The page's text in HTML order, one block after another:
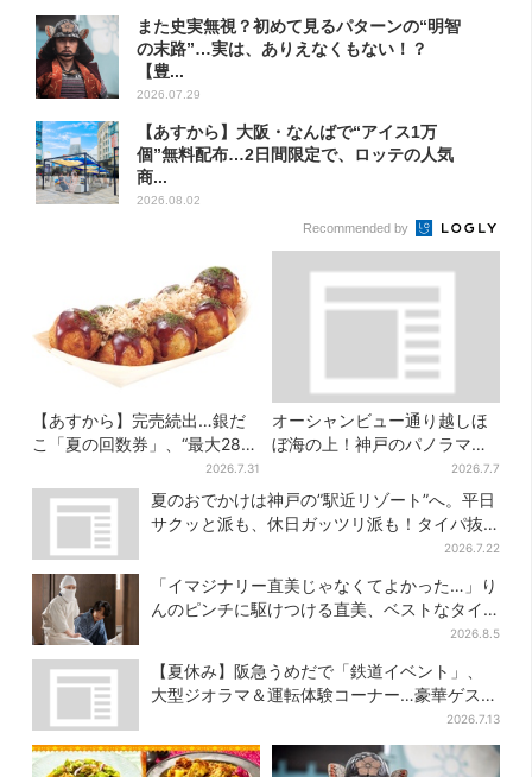
また史実無視？初めて見るパターンの“明智
の末路”…実は、ありえなくもない！？
【豊...
2026.07.29
【あすから】大阪・なんばで“アイス1万
個”無料配布…2日間限定で、ロッテの人気
商...
2026.08.02
Recommended by
【あすから】完売続出…銀だ
こ「夏の回数券」、“最大2811
2026.7.31
オーシャンビュー通り越しほ
ぼ海の上！神戸のパノラマ絶
景ビアガーデンで食べ飲み放
題…BBQ企画も
2026.7.7
夏のおでかけは神戸の”駅近リゾート”へ。平日
サクッと派も、休日ガッツリ派も！タイパ抜
2026.7.22
「イマジナリー直美じゃなくてよかった…」り
んのピンチに駆けつける直美、ベストなタイ
2026.8.5
【夏休み】阪急うめだで「鉄道イベント」、
大型ジオラマ＆運転体験コーナー…豪華ゲスト
2026.7.13